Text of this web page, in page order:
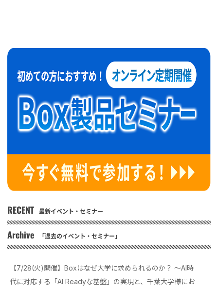
RECENT 最新イベント・セミナー
Archive 「過去のイベント・セミナー」
【7/28(火)開催】Boxはなぜ大学に求められるのか？ 〜AI時
代に対応する「AI Readyな基盤」の実現と、千葉大学様にお